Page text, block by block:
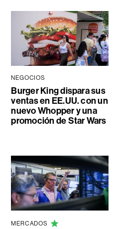
NEGOCIOS
Burger King dispara sus
ventas en EE.UU. con un
nuevo Whopper y una
promoción de Star Wars
MERCADOS